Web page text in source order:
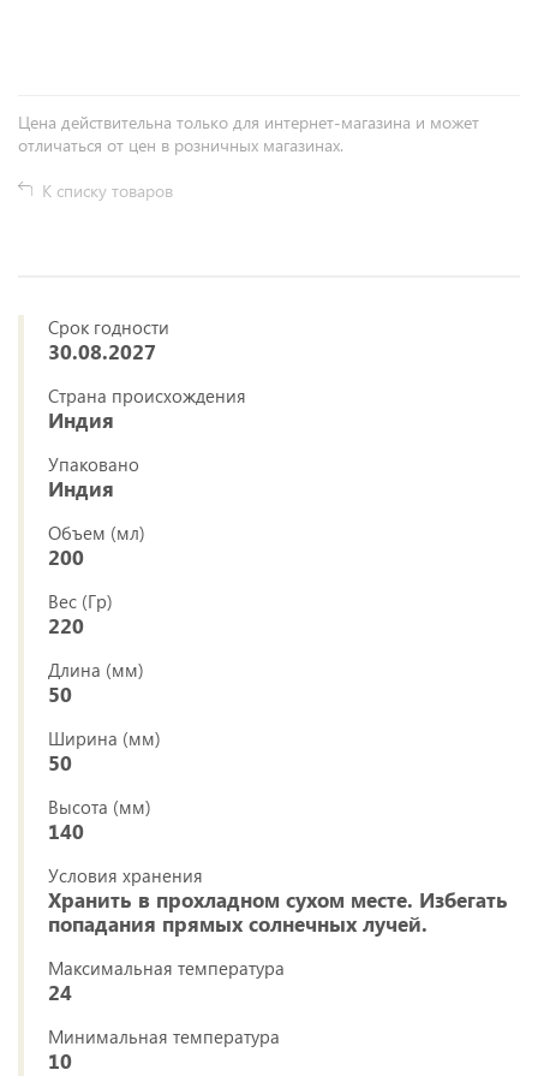
Цена действительна только для интернет-магазина и может
отличаться от цен в розничных магазинах.
К списку товаров
Срок годности
30.08.2027
Страна происхождения
Индия
Упаковано
Индия
Объем (мл)
200
Вес (Гр)
220
Длина (мм)
50
Ширина (мм)
50
Высота (мм)
140
Условия хранения
Хранить в прохладном сухом месте. Избегать
попадания прямых солнечных лучей.
Максимальная температура
24
Минимальная температура
10